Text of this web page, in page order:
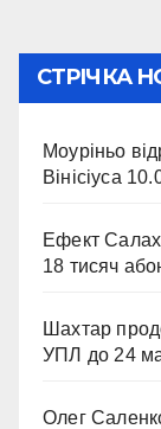
СТРІЧКА
Моуріньо
Вінісіуса
Ефект
18 тисяч
Шахтар
УПЛ до 24
Олег